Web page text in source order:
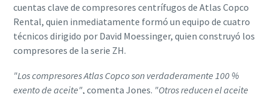
cuentas clave de compresores centrífugos de Atlas Copco
Rental, quien inmediatamente formó un equipo de cuatro
técnicos dirigido por David Moessinger, quien construyó los
compresores de la serie ZH.
"Los compresores Atlas Copco son verdaderamente 100 %
exento de aceite", comenta Jones. "Otros reducen el aceite